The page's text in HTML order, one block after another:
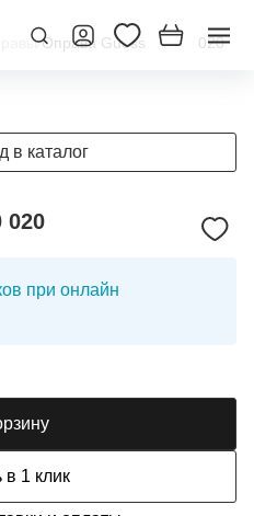
/Оправа Guess 50070 020
в каталог
020
при онлайн
в 1 клик